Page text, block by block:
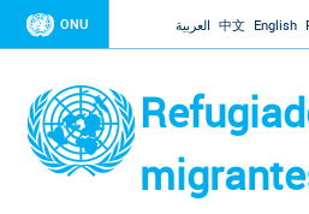
Jump to
ONU العربية 中文 English